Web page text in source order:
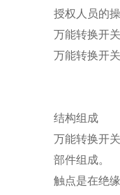
授权人员的
万能转换开
万能转换开
结构组成
万能转换开
部件组成。
触点是在绝